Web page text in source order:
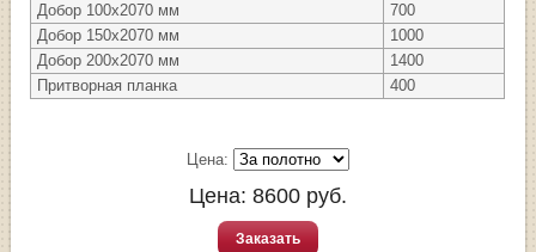
Добор 100х2070 мм
700
Добор 150х2070 мм
1000
Добор 200х2070 мм
1400
Притворная планка
400
Цена:
Цена: 8600 руб.
Заказать